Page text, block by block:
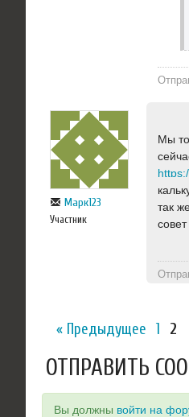
Марк123
Участник
Мы
так
совет
« Предыдущее 1 2
ОТПРАВИТЬ
Вы должны войти на